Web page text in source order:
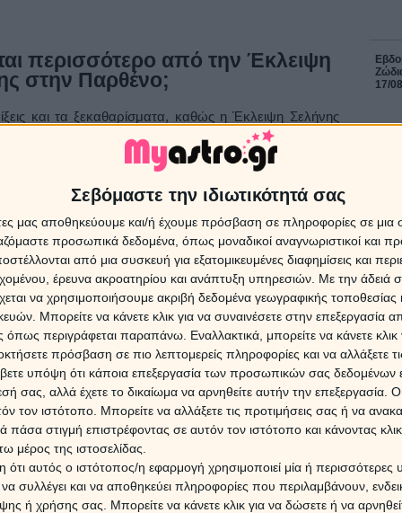
Σεβόμαστε την ιδιωτικότητά σας
μας αποθηκεύουμε και/ή έχουμε πρόσβαση σε πληροφορίες σε
προσωπικά δεδομένα, όπως μοναδικοί αναγνωριστικοί και
από μια συσκευή για εξατομικευμένες διαφημίσεις και
έρευνα ακροατηρίου και ανάπτυξη υπηρεσιών. Με την άδειά
να χρησιμοποιήσουμε ακριβή δεδομένα γεωγραφικής τοποθεσίας
Μπορείτε να κάνετε κλικ για να συναινέσετε στην επεξεργασία
περιγράφεται παραπάνω. Εναλλακτικά, μπορείτε να κάνετε κλικ
πρόσβαση σε πιο λεπτομερείς πληροφορίες και να αλλάξετε
υπόψη ότι κάποια επεξεργασία των προσωπικών σας δεδομένων
σας, αλλά έχετε το δικαίωμα να αρνηθείτε αυτήν την επεξεργασία.
τον ιστότοπο. Μπορείτε να αλλάξετε τις προτιμήσεις σας ή να
στιγμή επιστρέφοντας σε αυτόν τον ιστότοπο και κάνοντας
μέρος της ιστοσελίδας.
αυτός ο ιστότοπος/η εφαρμογή χρησιμοποιεί μία ή περισσότερες
συλλέγει και να αποθηκεύει πληροφορίες που περιλαμβάνουν,
ή χρήσης σας. Μπορείτε να κάνετε κλικ για να δώσετε ή να
περισσότερο από την Έκλειψη
στην Παρθένο;
και τα ξεκαθαρίσματα, καθώς η Έκλειψη Σελήνης
τα μεταβλητά ζώδια
(Παρθένος, Ιχθύες, Δίδυμοι,
κύκλων και σημαντικές αποφάσεις, ιδιαίτερα σε
και προβλέψεις για τα 12
ζώδια
2026 στην Παρθένο σας καλεί να εστιάσετε σε
σας. Θα παρατηρήσετε ότι κάποιες
στο προσκήνιο, απαιτώντας άμεση προσοχή και
να διατηρήσετε ισορροπία ανάμεσα στη δουλειά και
μπορεί να αυξηθεί. Οικονομικά θέματα μπορεί να
Οι σχέσεις με συναδέλφους ή συνεργάτες
και τη συνέπειά σας, όχι από λόγια ή υποσχέσεις. Θα
καθώς η έκλειψη φέρνει ευκαιρίες να
εδώ και καιρό.
17/08
16
Η
τον
7
Οι
για
16/
7